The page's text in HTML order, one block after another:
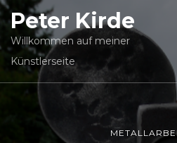
Peter Kirde
Willkommen auf meiner
Künstlerseite